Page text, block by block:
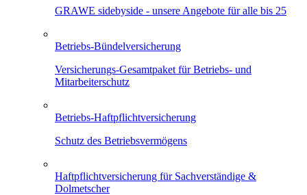
GRAWE sidebyside - unsere Angebote für alle bis 25
Betriebs-Bündelversicherung
Versicherungs-Gesamtpaket für Betriebs- und
Mitarbeiterschutz
Betriebs-Haftpflichtversicherung
Schutz des Betriebsvermögens
Haftpflichtversicherung für Sachverständige &
Dolmetscher